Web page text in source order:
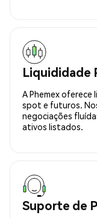
Liquididade
A Phemex
spot e futuros.
negociações
ativos listados.
Suporte de